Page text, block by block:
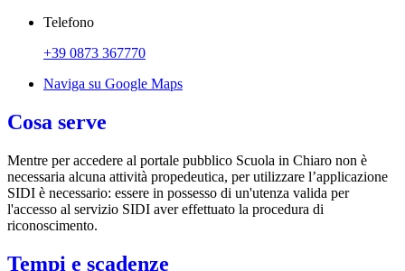
Telefono
+39 0873 367770
Naviga su Google Maps
Cosa serve
Mentre per accedere al portale pubblico Scuola in Chiaro non è
necessaria alcuna attività propedeutica, per utilizzare l’applicazione
SIDI è necessario: essere in possesso di un'utenza valida per
l'accesso al servizio SIDI aver effettuato la procedura di
riconoscimento.
Tempi e scadenze